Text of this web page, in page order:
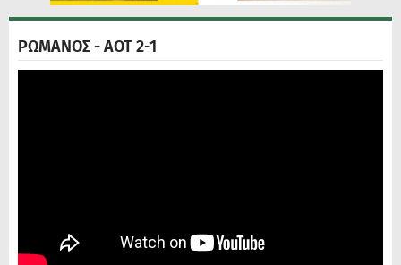
ΡΩΜΑΝΟΣ - ΑΟΤ 2-1